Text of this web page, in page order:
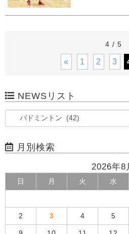
4 / 5
« 1 2 3
NEWSリスト
月別検索
2026年8
日 月 火 水
2 3 4 5